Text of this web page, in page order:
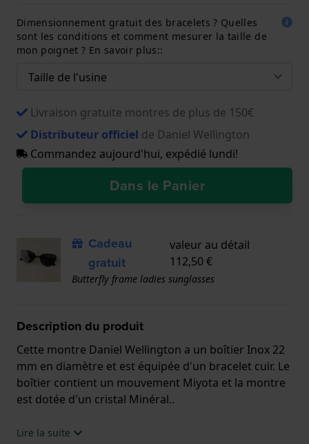
Dimensionnement gratuit des bracelets ? Quelles
sont les conditions et comment mesurer la taille de
mon poignet ? En savoir plus::
Livraison gratuite montres de plus de 150€
Distributeur officiel de Daniel Wellington
Commandez aujourd'hui, expédié lundi!
Dans le Panier
Cadeau
gratuit
valeur au détail
112,50 €
Butterfly frame ladies sunglasses
Description du produit
Cette montre Daniel Wellington a un boîtier Inox 22
mm en diamètre et est équipée d'un bracelet cuir. Le
boîtier contient un mouvement Miyota et la montre
est dotée d'un cristal Minéral..
La montre est 3 ATM. Cela signifie que la montre est
Lire la suite